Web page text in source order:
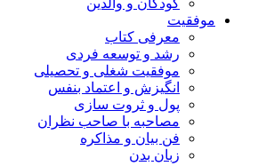
کودکان و والدین
موفقیت
معرفی کتاب
رشد و توسعه فردی
موفقیت شغلی و تحصیلی
انگیزش و اعتماد بنفس
پول و ثروت سازی
مصاحبه با صاحب نظران
فن بیان و مذاکره
زبان بدن